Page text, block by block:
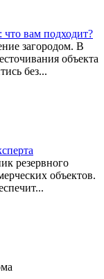
что вам подходит?
загородом. В
объекта
без...
резервного
объектов.